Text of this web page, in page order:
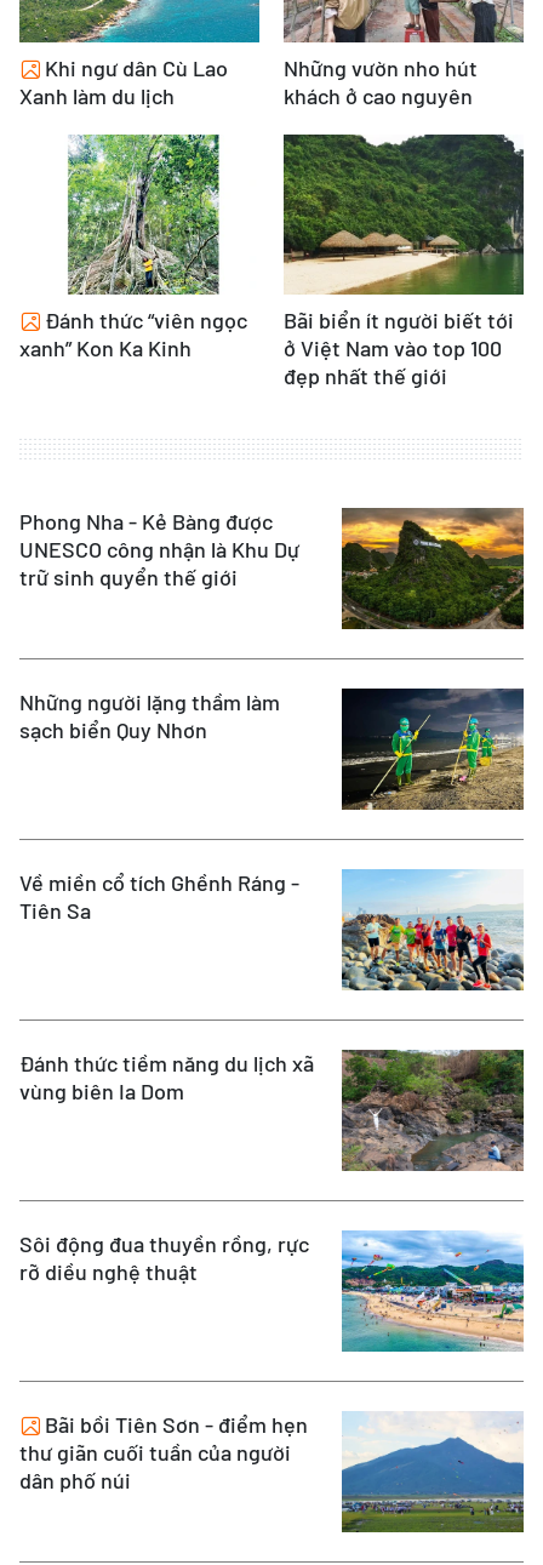
Khi ngư dân Cù Lao
Xanh làm du lịch
Những vườn nho hút
khách ở cao nguyên
Đánh thức “viên ngọc
xanh” Kon Ka Kinh
Bãi biển ít người biết tới
ở Việt Nam vào top 100
đẹp nhất thế giới
Phong Nha - Kẻ Bàng được
UNESCO công nhận là Khu Dự
trữ sinh quyển thế giới
Những người lặng thầm làm
sạch biển Quy Nhơn
Về miền cổ tích Ghềnh Ráng -
Tiên Sa
Đánh thức tiềm năng du lịch xã
vùng biên Ia Dom
Sôi động đua thuyền rồng, rực
rỡ diều nghệ thuật
Bãi bồi Tiên Sơn - điểm hẹn
thư giãn cuối tuần của người
dân phố núi